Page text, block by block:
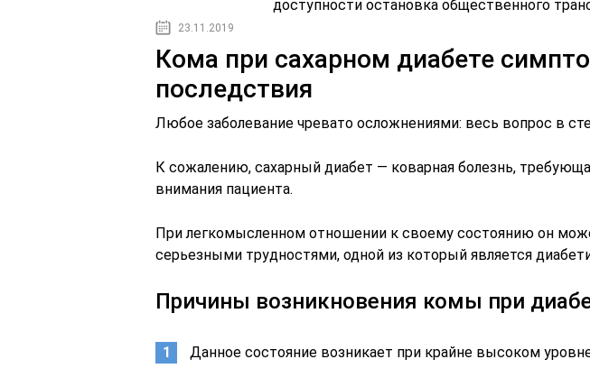
доступности остановка общественного
23.11.2019
Кома при сахарном диабете
последствия
Любое заболевание чревато осложнениями: весь вопрос в
К сожалению, сахарный диабет — коварная болезнь,
внимания пациента.
При легкомысленном отношении к своему состоянию он
серьезными трудностями, одной из который является
Причины возникновения комы при
Данное состояние возникает при крайне высоком